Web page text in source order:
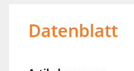
Datenblatt